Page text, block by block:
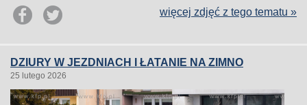
więcej zdjęć z tego tematu »
DZIURY W JEZDNIACH I ŁATANIE NA ZIMNO
25 lutego 2026